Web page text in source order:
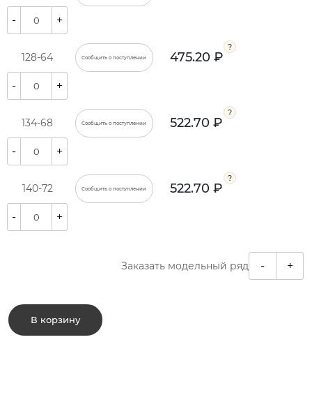
- +
128-64 Сообщить о поступлении 475.20 ₽
- +
134-68 Сообщить о поступлении 522.70 ₽
- +
140-72 Сообщить о поступлении 522.70 ₽
- +
Заказать модельный ряд - +
В корзину